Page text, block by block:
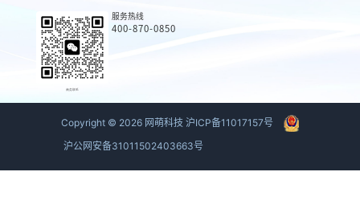
商务联系
服务热线
400-870-0850
Copyright © 2026 网萌科技 沪ICP备11017157号
沪公网安备31011502403663号